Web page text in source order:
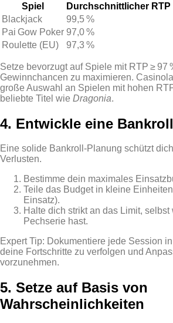
Spiel
Durchschnittlicher RTP
Blackjack
99,5 %
Pai Gow Poker 97,0 %
Roulette (EU)
97,3 %
Setze bevorzugt auf Spiele mit RTP ≥ 97
Gewinnchancen zu maximieren.
große Auswahl an Spielen mit hohen
beliebte Titel wie Dragonia.
4. Entwickle eine
Eine solide Bankroll‑Planung schützt
Verlusten.
Bestimme dein maximales
Teile das Budget in kleine
Einsatz).
Halte dich strikt an das Limit, selbst
Pechserie hast.
Expert Tip: Dokumentiere jede Session
deine Fortschritte zu verfolgen und
vorzunehmen.
5. Setze auf Basis von
Wahrscheinlichkeiten